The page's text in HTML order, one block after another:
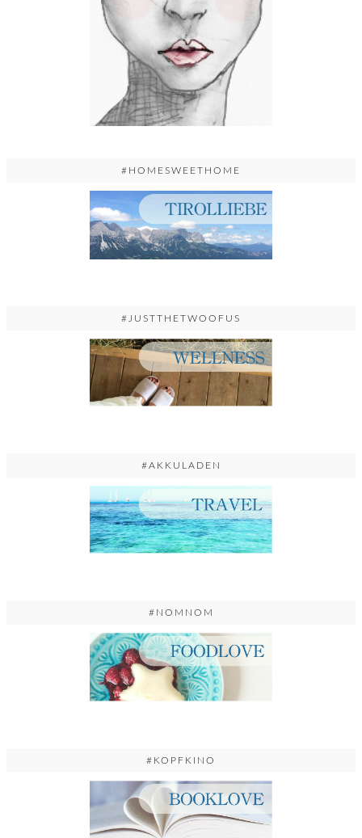
#HOMESWEETHOME
#JUSTTHETWOOFUS
#AKKULADEN
#NOMNOM
#KOPFKINO